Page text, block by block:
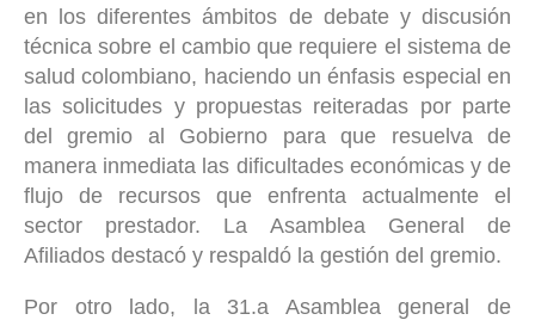
en los diferentes ámbitos de debate y discusión
técnica sobre el cambio que requiere el sistema de
salud colombiano, haciendo un énfasis especial en
las solicitudes y propuestas reiteradas por parte
del gremio al Gobierno para que resuelva de
manera inmediata las dificultades económicas y de
flujo de recursos que enfrenta actualmente el
sector prestador. La Asamblea General de
Afiliados destacó y respaldó la gestión del gremio.
Por otro lado, la 31.a Asamblea general de